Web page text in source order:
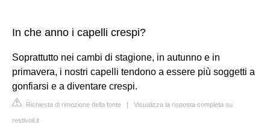
In che anno i capelli crespi?
Soprattutto nei cambi di stagione, in autunno e in
primavera, i nostri capelli tendono a essere più soggetti a
gonfiarsi e a diventare crespi.
Richiesta di rimozione della fonte | Visualizza la risposta completa su
restivoil.it